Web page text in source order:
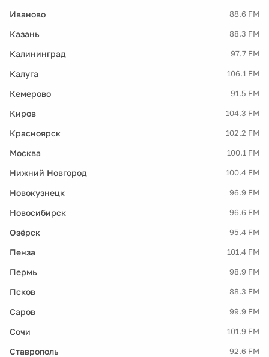
Иваново 88.6 FM
Казань 88.3 FM
Калининград 97.7 FM
Калуга 106.1 FM
Кемерово 91.5 FM
Киров 104.3 FM
Красноярск 102.2 FM
Москва 100.1 FM
Нижний Новгород 100.4 FM
Новокузнецк 96.9 FM
Новосибирск 96.6 FM
Озёрск 95.4 FM
Пенза 101.4 FM
Пермь 98.9 FM
Псков 88.3 FM
Саров 99.9 FM
Сочи 101.9 FM
Ставрополь 92.6 FM